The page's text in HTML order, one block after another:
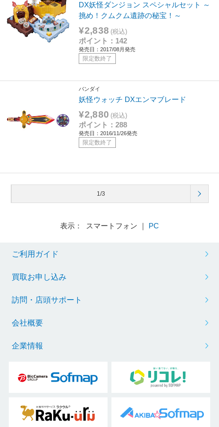
DX妖怪ダンジョン スペシャルセット ～
挑め！クムクム遺跡の秘宝！～
¥2,838 (税込)
ポイント：142
発売日：2017/08月発売
限定数終了
バンダイ
妖怪ウォッチ DXエンマブレード
¥2,880 (税込)
ポイント：288
発売日：2016/11/26発売
限定数終了
1/3
表示： スマートフォン ｜ PC
ご利用ガイド
買取お申し込み
訪問・店頭サポート
会社概要
企業情報